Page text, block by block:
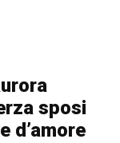
sposi
d’amore